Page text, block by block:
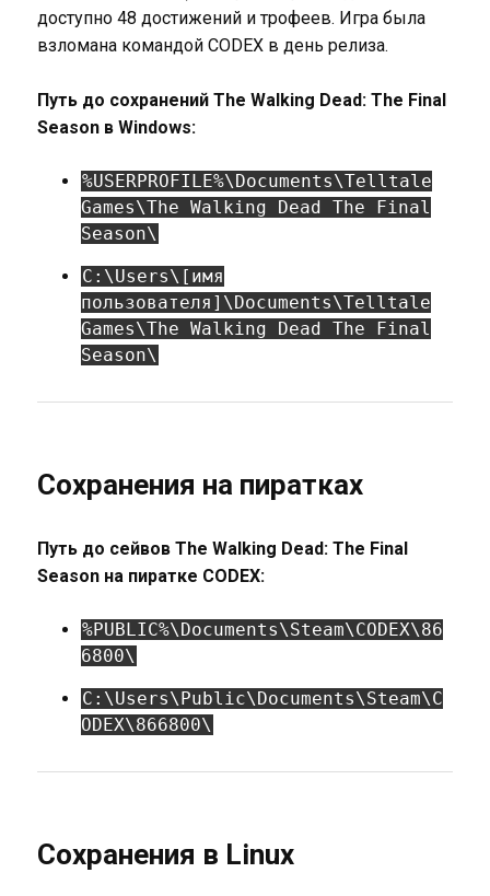
доступно 48 достижений и трофеев. Игра была
взломана командой CODEX в день релиза.
Путь до сохранений The Walking Dead: The Final
Season в Windows:
%USERPROFILE%\Documents\Telltale
Games\The Walking Dead The Final
Season\
C:\Users\[имя
пользователя]\Documents\Telltale
Games\The Walking Dead The Final
Season\
Сохранения на пиратках
Путь до сейвов The Walking Dead: The Final
Season на пиратке CODEX:
%PUBLIC%\Documents\Steam\CODEX\86
6800\
C:\Users\Public\Documents\Steam\C
ODEX\866800\
Сохранения в Linux